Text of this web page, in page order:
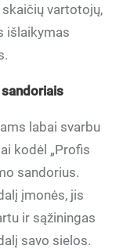
vartotojų,
išlaikymas
labai svarbu
kodėl „Profis
sandorius.
įmonės, jis
ir sąžiningas
savo sielos.